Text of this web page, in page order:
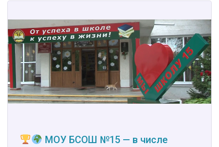
МОУ БСОШ №15 — в числе